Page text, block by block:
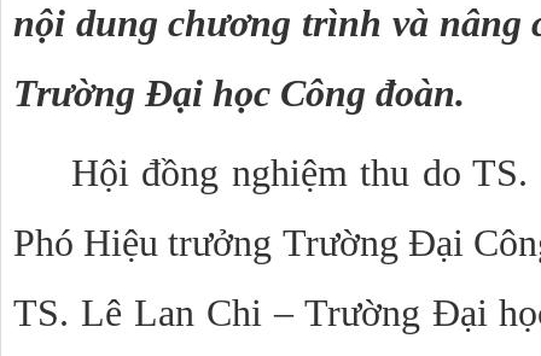
nội dung chương trình và nâng
Trường Đại học Công đoàn.
Hội đồng nghiệm thu do
Phó Hiệu trưởng Trường Đại
TS. Lê Lan Chi – Trường Đại